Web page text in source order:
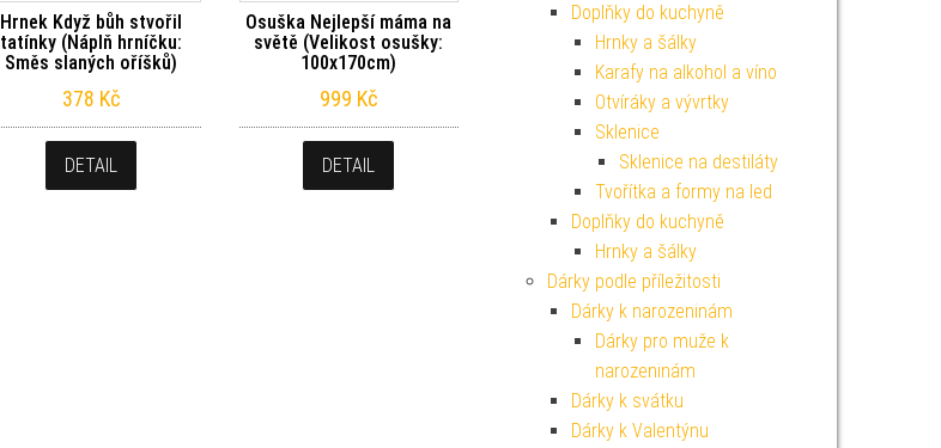
Hrnek Když bůh stvořil
tatínky (Náplň hrníčku:
Směs slaných oříšků)
378 Kč
DETAIL
Osuška Nejlepší máma na
světě (Velikost osušky:
100x170cm)
999 Kč
DETAIL
Doplňky do kuchyně
Hrnky a šálky
Karafy na alkohol a víno
Otvíráky a vývrtky
Sklenice
Sklenice na destiláty
Tvořítka a formy na led
Doplňky do kuchyně
Hrnky a šálky
Dárky podle příležitosti
Dárky k narozeninám
Dárky pro muže k
narozeninám
Dárky k svátku
Dárky k Valentýnu